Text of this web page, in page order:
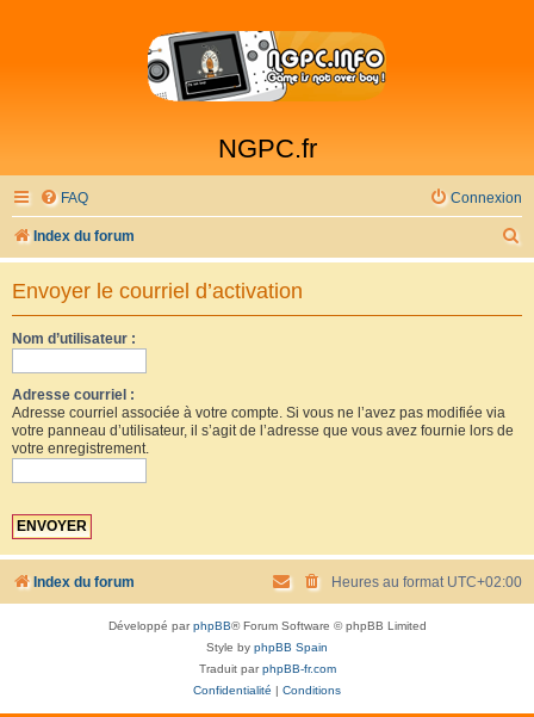
NGPC.fr
FAQ Connexion
Index du forum
e
Envoyer le courriel d’activation
Nom d’utilisateur :
Adresse courriel :
Adresse courriel associée à votre compte. Si vous ne l’avez pas modifiée via
votre panneau d’utilisateur, il s’agit de l’adresse que vous avez fournie lors de
votre enregistrement.
Index du forum Heures au format UTC+02:00
Développé parphpBB® Forum Software © phpBB Limited
Style by phpBB Spain
Traduit parphpBB-fr.com
Confidentialité
Conditions